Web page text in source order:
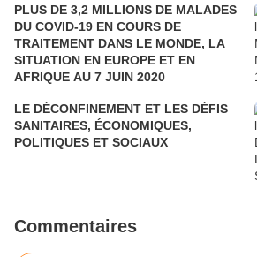
PLUS DE 3,2 MILLIONS DE MALADES
DU COVID-19 EN COURS DE
TRAITEMENT DANS LE MONDE, LA
SITUATION EN EUROPE ET EN
AFRIQUE AU 7 JUIN 2020
LE DÉCONFINEMENT ET LES DÉFIS
SANITAIRES, ÉCONOMIQUES,
POLITIQUES ET SOCIAUX
Commentaires